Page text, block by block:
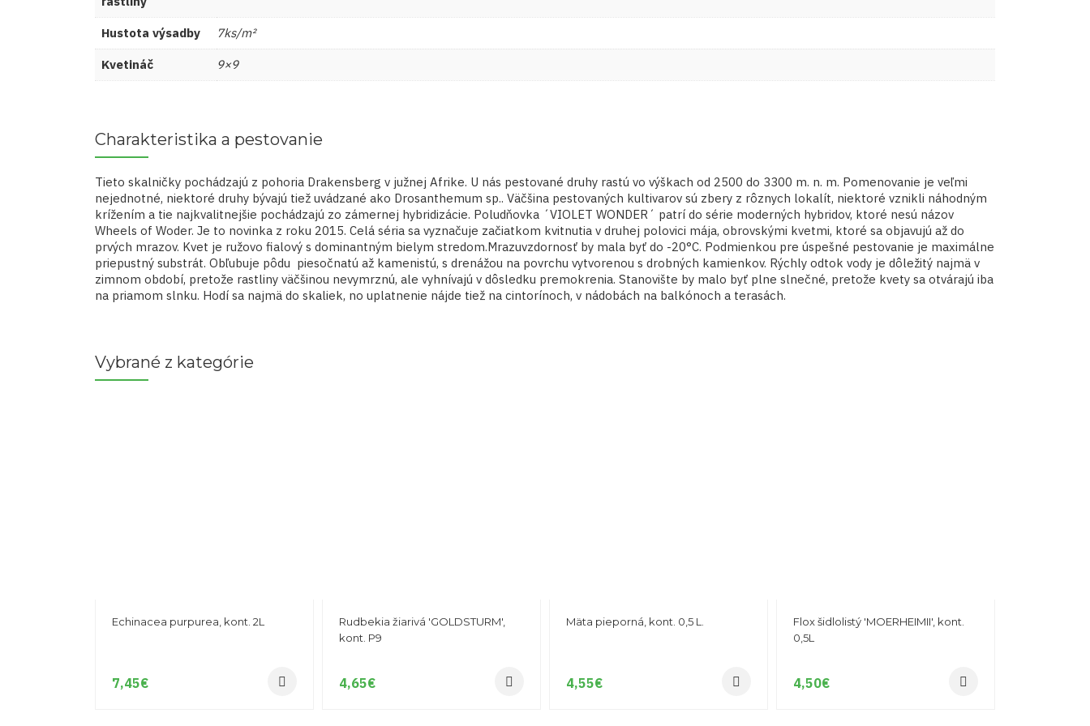
Hustota výsadby 7ks/m²
Kvetináč 9×9
Charakteristika a pestovanie
Tieto skalničky pochádzajú z pohoria Drakensberg v južnej Afrike. U nás pestované druhy rastú vo výškach od 2500 do 3300 m. n. m. Pomenovanie je veľmi
nejednotné, niektoré druhy bývajú tiež uvádzané ako Drosanthemum sp.. Väčšina pestovaných kultivarov sú zbery z rôznych lokalít, niektoré vznikli náhodným
krížením a tie najkvalitnejšie pochádzajú zo zámernej hybridizácie. Poludňovka ´VIOLET WONDER´ patrí do série moderných hybridov, ktoré nesú názov
Wheels of Woder. Je to novinka z roku 2015. Celá séria sa vyznačuje začiatkom kvitnutia v druhej polovici mája, obrovskými kvetmi, ktoré sa objavujú až do
prvých mrazov. Kvet je ružovo fialový s dominantným bielym stredom.Mrazuvzdornosť by mala byť do -20°C. Podmienkou pre úspešné pestovanie je maximálne
priepustný substrát. Obľubuje pôdu piesočnatú až kamenistú, s drenážou na povrchu vytvorenou s drobných kamienkov. Rýchly odtok vody je dôležitý najmä v
zimnom období, pretože rastliny väčšinou nevymrznú, ale vyhnívajú v dôsledku premokrenia. Stanovište by malo byť plne slnečné, pretože kvety sa otvárajú iba
na priamom slnku. Hodí sa najmä do skaliek, no uplatnenie nájde tiež na cintorínoch, v nádobách na balkónoch a terasách.
Vybrané z kategórie
Echinacea purpurea, kont. 2L
7,45€
Rudbekia žiarivá 'GOLDSTURM',
kont. P9
4,65€
Mäta pieporná, kont. 0,5 L.
4,55€
Flox šidlolistý 'MOERHEIMII', kont.
0,5L
4,50€